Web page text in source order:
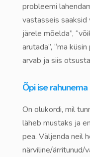
probleemi
vastasseis saaksid
järele mõelda”,
arutada”, “ma
arvab ja siis
Õpi ise rahunema
On olukordi, mil
läheb mustaks ja
pea. Väljenda neil
närviline/ärritunud/